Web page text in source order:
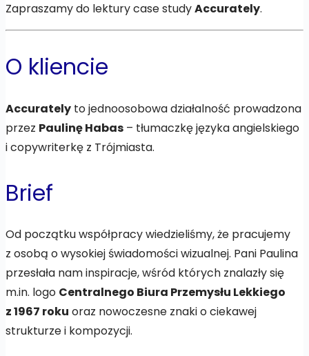
Zapraszamy do lektury case studyAccurately.
O kliencie
Accurately to jednoosobowa działalność prowadzona
przez Paulinę Habas – tłumaczkę języka angielskiego
i copywriterkę z Trójmiasta.
Brief
Od początku współpracy wiedzieliśmy, że pracujemy
z osobą o wysokiej świadomości wizualnej. Pani Paulina
przesłała nam inspiracje, wśród których znalazły się
m.in. logo Centralnego Biura Przemysłu Lekkiego
z 1967 roku oraz nowoczesne znaki o ciekawej
strukturze i kompozycji.